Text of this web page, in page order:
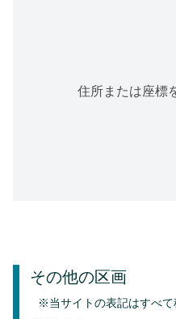
住所または座標
その他の区画
※当サイトの表記はすべ